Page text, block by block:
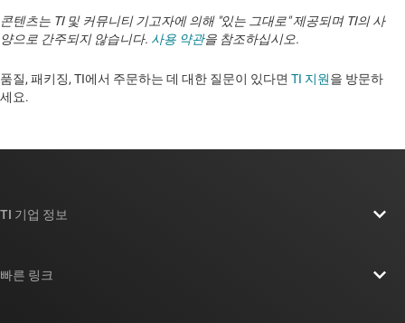
콘텐츠는 TI 및 커뮤니티 기고자에 의해 "있는 그대로" 제공되며 TI의 사
양으로 간주되지 않습니다. 사용 약관을 참조하십시오.
품질, 패키징, TI에서 주문하는 데 대한 질문이 있다면 TI 지원을 방문하
세요. ​​​​​​​​​​​​​​
TI 기업 정보
빠른 링크